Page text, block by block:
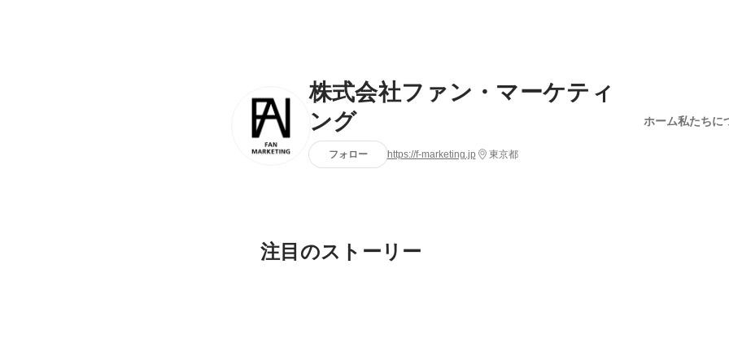
株式会社ファン・マーケティ
ング
フォロー https://f-marketing.jp 東京都
ホーム私たちに
注目のストーリー